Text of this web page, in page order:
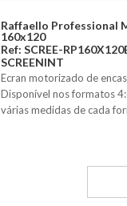
Raffaello Professional
160x120
Ref: SCREE-
SCREENINT
Ecran motorizado de
Disponível nos formatos
várias medidas de cada